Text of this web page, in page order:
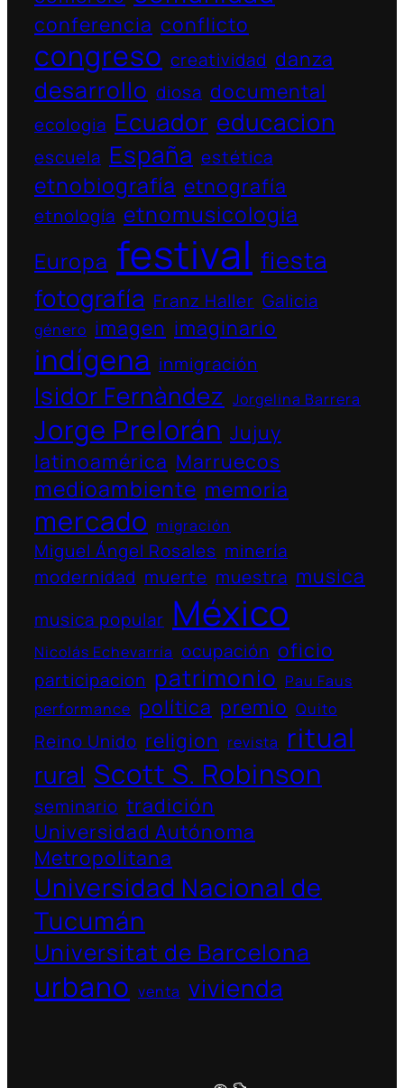
conferencia conflicto
congreso creatividad danza
desarrollo diosa documental
ecologia Ecuador educacion
escuela España estética
etnobiografía etnografía
etnología etnomusicologia
Europa festival fiesta
fotografía Franz Haller Galicia
género imagen imaginario
indígena inmigración
Isidor Fernàndez Jorgelina Barrera
Jorge Prelorán Jujuy
latinoamérica Marruecos
medioambiente memoria
mercado migración
Miguel Ángel Rosales minería
modernidad muerte muestra musica
musica popular México
Nicolás Echevarría ocupación oficio
participacion patrimonio Pau Faus
performance política premio Quito
Reino Unido religion revista ritual
rural Scott S. Robinson
seminario tradición
Universidad Autónoma
Metropolitana
Universidad Nacional de
Tucumán
Universitat de Barcelona
urbano venta vivienda